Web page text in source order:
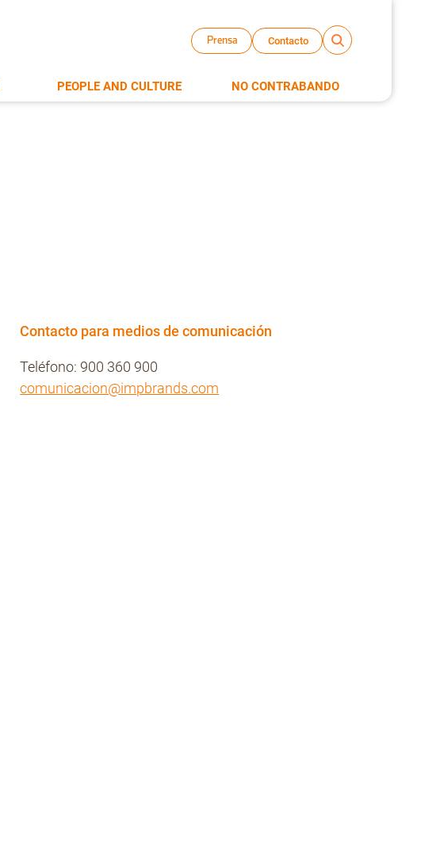
Prensa Contacto
PEOPLE AND CULTURE NO CONTRABANDO
Contacto para medios de comunicación
Teléfono: 900 360 900
comunicacion@impbrands.com